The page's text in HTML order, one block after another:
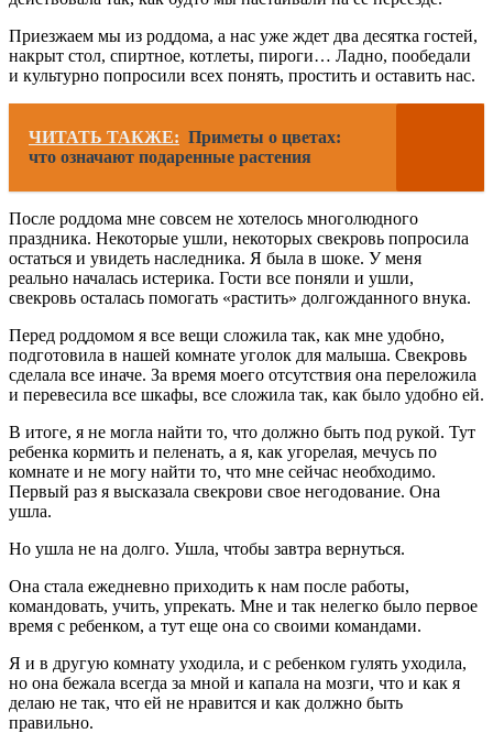
Приезжаем мы из роддома, а нас уже ждет два десятка гостей,
накрыт стол, спиртное, котлеты, пироги… Ладно, пообедали
и культурно попросили всех понять, простить и оставить нас.
ЧИТАТЬ ТАКЖЕ: Приметы о цветах:
что означают подаренные растения
После роддома мне совсем не хотелось многолюдного
праздника. Некоторые ушли, некоторых свекровь попросила
остаться и увидеть наследника. Я была в шоке. У меня
реально началась истерика. Гости все поняли и ушли,
свекровь осталась помогать «растить» долгожданного внука.
Перед роддомом я все вещи сложила так, как мне удобно,
подготовила в нашей комнате уголок для малыша. Свекровь
сделала все иначе. За время моего отсутствия она переложила
и перевесила все шкафы, все сложила так, как было удобно ей.
В итоге, я не могла найти то, что должно быть под рукой. Тут
ребенка кормить и пеленать, а я, как угорелая, мечусь по
комнате и не могу найти то, что мне сейчас необходимо.
Первый раз я высказала свекрови свое негодование. Она
ушла.
Но ушла не на долго. Ушла, чтобы завтра вернуться.
Она стала ежедневно приходить к нам после работы,
командовать, учить, упрекать. Мне и так нелегко было первое
время с ребенком, а тут еще она со своими командами.
Я и в другую комнату уходила, и с ребенком гулять уходила,
но она бежала всегда за мной и капала на мозги, что и как я
делаю не так, что ей не нравится и как должно быть
правильно.